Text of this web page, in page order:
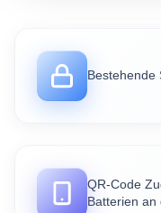
Bestehende
QR-Code
Batterien an